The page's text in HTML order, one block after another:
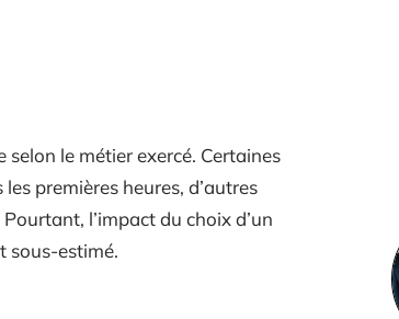
le métier exercé. Certaines
premières heures, d’autres
l’impact du choix d’un
sous-estimé.